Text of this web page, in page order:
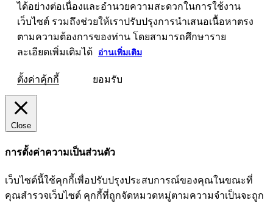
ได้อย่างต่อเนื่องและอำนวยความสะดวกในการใช้งาน
เว็บไซต์ รวมถึงช่วยให้เราปรับปรุงการนำเสนอเนื้อหาตรง
ตามความต้องการของท่าน โดยสามารถศึกษาราย
ละเอียดเพิ่มเติมได้
อ่านเพิ่มเติม
ตั้งค่าคุ้กกี้ ยอมรับ
Close
การตั้งค่าความเป็นส่วนตัว
เว็บไซต์นี้ใช้คุกกี้เพื่อปรับปรุงประสบการณ์ของคุณในขณะที่
คุณสำรวจเว็บไซต์ คุกกี้ที่ถูกจัดหมวดหมู่ตามความจำเป็นจะถูก